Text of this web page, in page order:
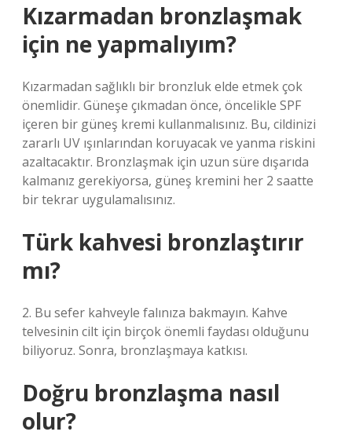
Kızarmadan bronzlaşmak
için ne yapmalıyım?
Kızarmadan sağlıklı bir bronzluk elde etmek çok
önemlidir. Güneşe çıkmadan önce, öncelikle SPF
içeren bir güneş kremi kullanmalısınız. Bu, cildinizi
zararlı UV ışınlarından koruyacak ve yanma riskini
azaltacaktır. Bronzlaşmak için uzun süre dışarıda
kalmanız gerekiyorsa, güneş kremini her 2 saatte
bir tekrar uygulamalısınız.
Türk kahvesi bronzlaştırır
mı?
2. Bu sefer kahveyle falınıza bakmayın. Kahve
telvesinin cilt için birçok önemli faydası olduğunu
biliyoruz. Sonra, bronzlaşmaya katkısı.
Doğru bronzlaşma nasıl
olur?